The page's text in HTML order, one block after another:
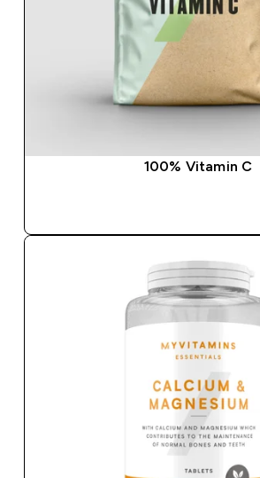
100% Vitamin C